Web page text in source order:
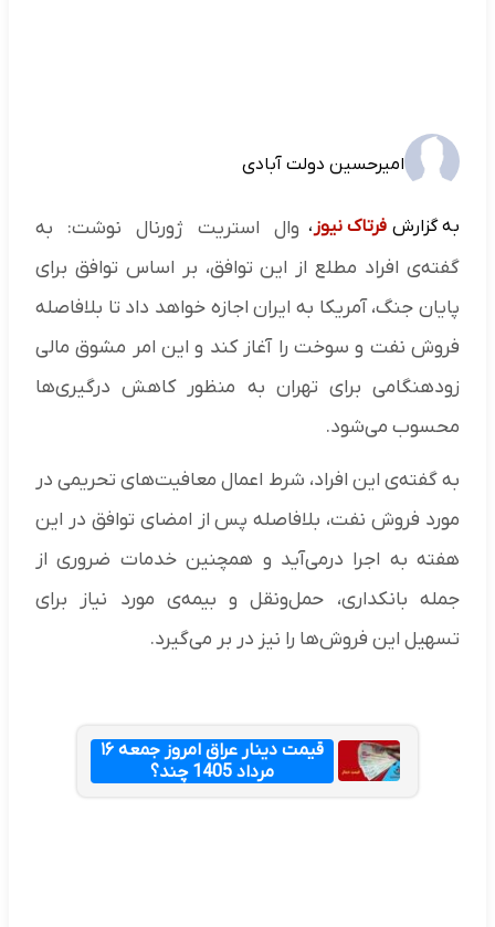
امیرحسین دولت آبادی
به گزارش فرتاک نیوز ، وال استریت ژورنال نوشت: به
گفته‌ی افراد مطلع از این توافق، بر اساس توافق برای
پایان جنگ، آمریکا به ایران اجازه خواهد داد تا بلافاصله
فروش نفت و سوخت را آغاز کند و این امر مشوق مالی
زودهنگامی برای تهران به منظور کاهش درگیری‌ها
محسوب می‌شود.
به گفته‌ی این افراد، شرط اعمال معافیت‌های تحریمی در
مورد فروش نفت، بلافاصله پس از امضای توافق در این
هفته به اجرا درمی‌آید و همچنین خدمات ضروری از
جمله بانکداری، حمل‌ونقل و بیمه‌ی مورد نیاز برای
تسهیل این فروش‌ها را نیز در بر می‌گیرد.
قیمت دینار عراق امروز جمعه ۱۶
مرداد 1405 چند؟